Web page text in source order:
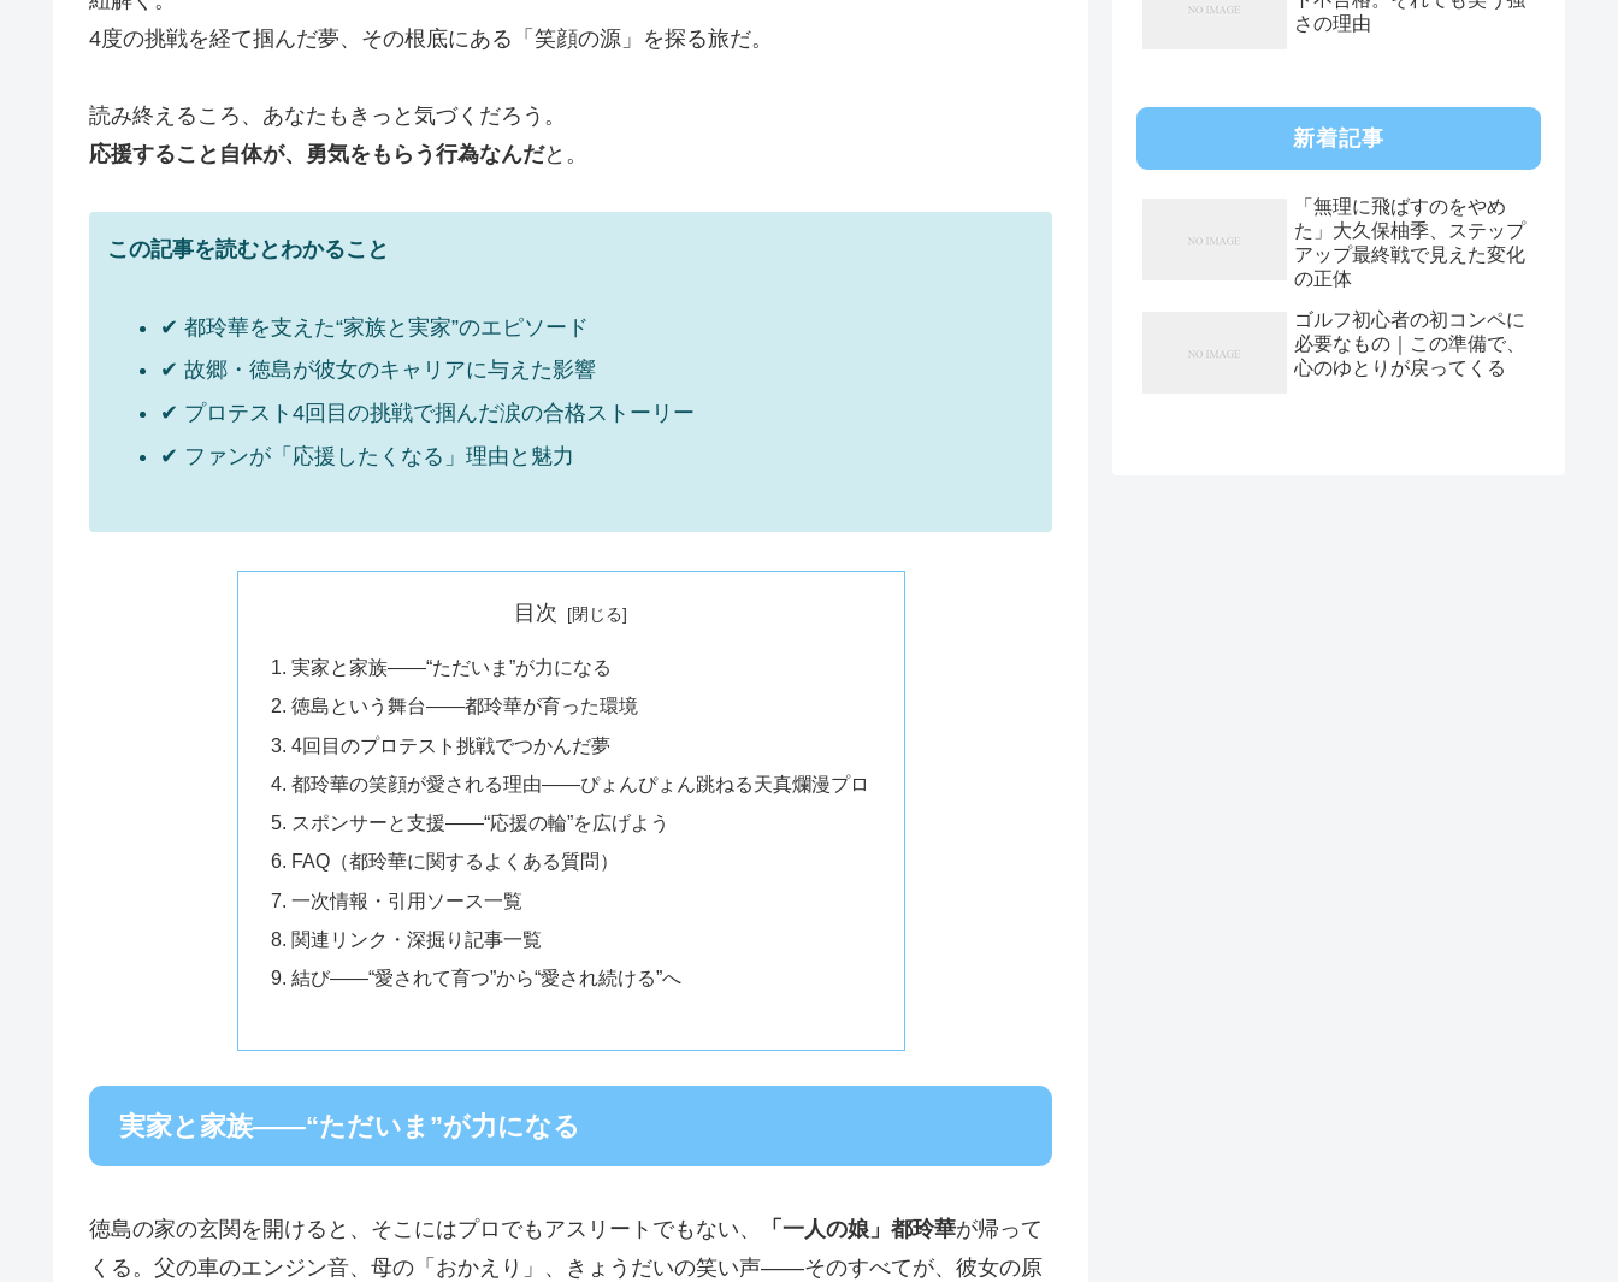
4度の挑戦を経て掴んだ夢、その根底にある「笑顔の源」を探る旅だ。
読み終えるころ、あなたもきっと気づくだろう。
応援すること自体が、勇気をもらう行為なんだと。
この記事を読むとわかること
✔ 都玲華を支えた“家族と実家”のエピソード
✔ 故郷・徳島が彼女のキャリアに与えた影響
✔ プロテスト4回目の挑戦で掴んだ涙の合格ストーリー
✔ ファンが「応援したくなる」理由と魅力
目次
実家と家族——“ただいま”が力になる
徳島という舞台——都玲華が育った環境
4回目のプロテスト挑戦でつかんだ夢
都玲華の笑顔が愛される理由——ぴょんぴょん跳ねる天真爛漫プロ
スポンサーと支援——“応援の輪”を広げよう
FAQ（都玲華に関するよくある質問）
一次情報・引用ソース一覧
関連リンク・深掘り記事一覧
結び——“愛されて育つ”から“愛され続ける”へ
実家と家族——“ただいま”が力になる
徳島の家の玄関を開けると、そこにはプロでもアスリートでもない、 「一人の娘」都玲華が帰って
くる。父の車のエンジン音、母の「おかえり」、きょうだいの笑い声——そのすべてが、彼女の原
さの理由
新着記事
「無理に飛ばすのをやめ
た」大久保柚季、ステップ
アップ最終戦で見えた変化
の正体
ゴルフ初心者の初コンペに
必要なもの｜この準備で、
心のゆとりが戻ってくる